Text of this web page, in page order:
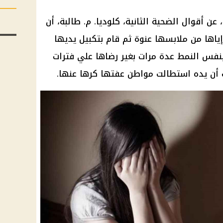
أقوال الضحية الثانية، كلوديا. م. طالبة، أن
من ملابسها عنوة ثم قام بتكبيل يديها
النمط عدة مرات بغير رضاها علي فترات
أن يده استطالت مواطن عفتها كرها عنها.